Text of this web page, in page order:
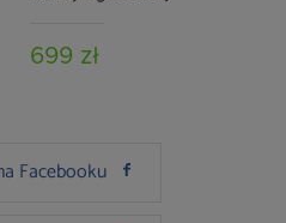
699 zł
Facebooku